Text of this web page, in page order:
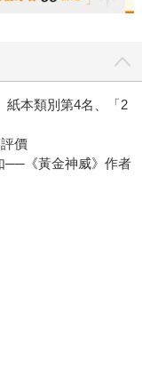
紙本類別第4名、「2
價
──《黃金神威》作者